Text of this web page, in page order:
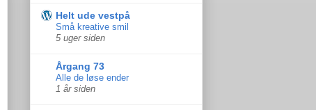
Helt ude vestpå
Små kreative smil
5 uger siden
Årgang 73
Alle de løse ender
1 år siden